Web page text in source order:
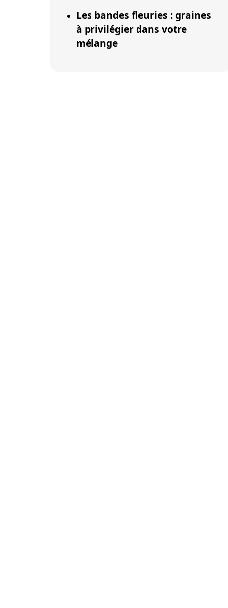
Les bandes fleuries : graines
à privilégier dans votre
mélange